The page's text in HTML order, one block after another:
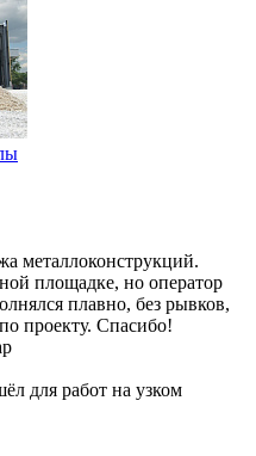
металлоконструкций.
площадке, но оператор
плавно, без рывков,
проекту. Спасибо!
для работ на узком